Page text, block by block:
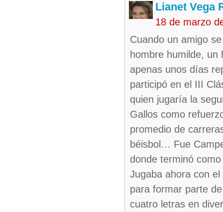
Lianet Vega
18 de marzo
Cuando un amigo
hombre humilde,
apenas unos días
participó en el III
quien jugaría la
Gallos como
promedio de
béisbol… Fue
donde terminó
Jugaba ahora con
para formar parte
cuatro letras en